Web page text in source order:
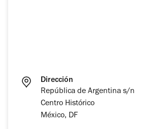
Dirección
República de Argentina s/n
Centro Histórico
México, DF